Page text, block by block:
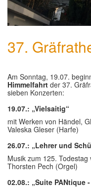
37.
Am Sonntag, 19.07.
Himmelfahrt der 37.
sieben Konzerten:
19.07.: „Vielsaitig“
mit Werken von Händel,
Valeska Gleser (Harfe)
26.07.: „Lehrer und
Musik zum 125.
Thorsten Pech (Orgel)
02.08.: „Suite PANtique